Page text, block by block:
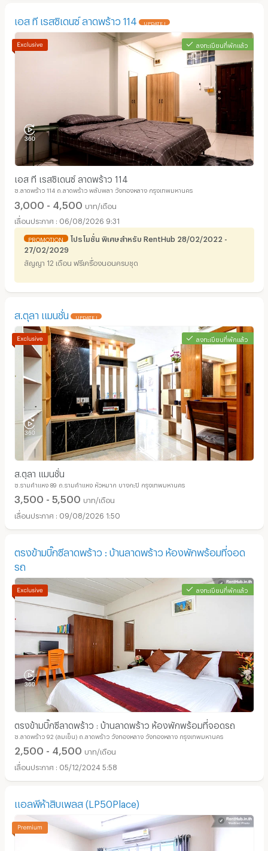
เอส ที เรสซิเดนซ์ ลาดพร้าว 114 UPDATE !
ลงทะเบียนที่พักแล้ว
เอส ที เรสซิเดนซ์ ลาดพร้าว 114
ซ.ลาดพร้าว 114 ถ.ลาดพร้าว พลับพลา วังทองหลาง กรุงเทพมหานคร
3,000 - 4,500 บาท/เดือน
06/08/2026 9:31
PROMOTION
โปรโมชั่น พิเศษสำหรับ RentHub 28/02/2022 -
27/02/2029
สัญญา 12 เดือน ฟรีเครื่องนอนครบชุด
ส.ตุลา แมนชั่น UPDATE !
ลงทะเบียนที่พักแล้ว
ส.ตุลา แมนชั่น
ซ.รามคำแหง 89 ถ.รามคำแหง หัวหมาก บางกะปิ กรุงเทพมหานคร
3,500 - 5,500 บาท/เดือน
09/08/2026 1:50
ตรงข้ามบิ๊กซีลาดพร้าว : บ้านลาดพร้าว ห้องพักพร้อมที่จอด
รถ
ลงทะเบียนที่พักแล้ว
ตรงข้ามบิ๊กซีลาดพร้าว : บ้านลาดพร้าว ห้องพักพร้อมที่จอดรถ
ซ.ลาดพร้าว 92 (ลมเย็น) ถ.ลาดพร้าว วังทองหลาง วังทองหลาง กรุงเทพมหานคร
2,500 - 4,500 บาท/เดือน
05/12/2024 5:58
แอลพีห้าสิบเพลส (LP50Place)